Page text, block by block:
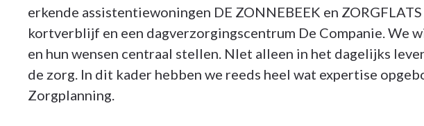
erkende assistentiewoningen DE ZONNEBEEK en
kortverblijf en een dagverzorgingscentrum De Companie. We
en hun wensen centraal stellen. NIet alleen in het dagelijks
de zorg. In dit kader hebben we reeds heel wat expertise
Zorgplanning.